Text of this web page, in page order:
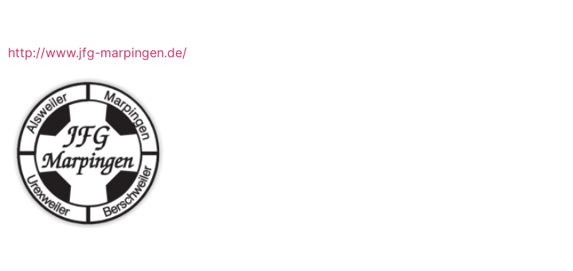
http://www.jfg-marpingen.de/